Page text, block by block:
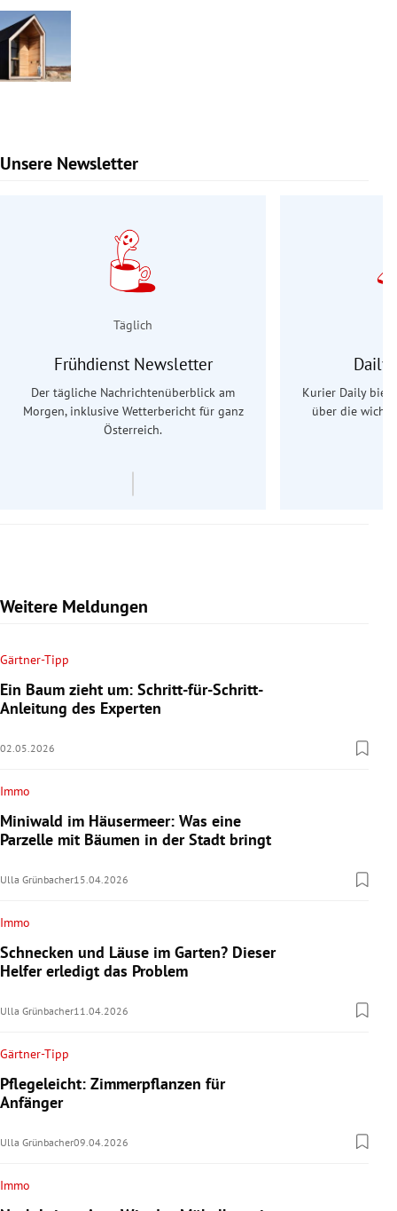
Unsere Newsletter
Slide 1 von 9
Täglich
Frühdienst Newsletter
Der tägliche Nachrichtenüberblick am
Morgen, inklusive Wetterbericht für ganz
Österreich.
Daily
Kurier Daily
über die
Weitere Meldungen
Gärtner-Tipp
Ein Baum zieht um: Schritt-für-Schritt-
Anleitung des Experten
02.05.2026
Immo
Miniwald im Häusermeer: Was eine
Parzelle mit Bäumen in der Stadt bringt
Ulla Grünbacher15.04.2026
Immo
Schnecken und Läuse im Garten? Dieser
Helfer erledigt das Problem
Ulla Grünbacher11.04.2026
Gärtner-Tipp
Pflegeleicht: Zimmerpflanzen für
Anfänger
Ulla Grünbacher09.04.2026
Immo